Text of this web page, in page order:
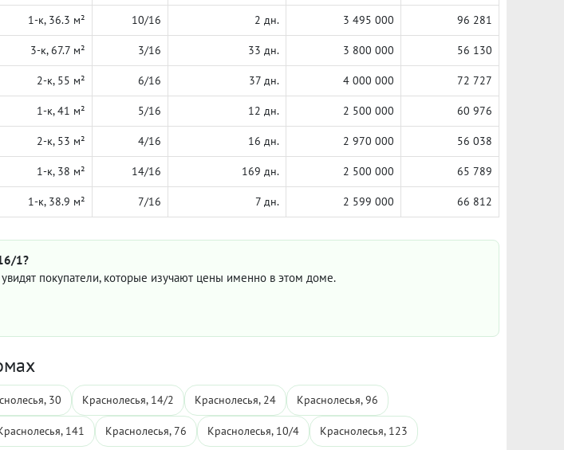
1-к, 36.3 м² 10/16 2 дн. 3 495 000 96 281
3-к, 67.7 м² 3/16 33 дн. 3 800 000 56 130
2-к, 55 м² 6/16 37 дн. 4 000 000 72 727
1-к, 41 м² 5/16 12 дн. 2 500 000 60 976
2-к, 53 м² 4/16 16 дн. 2 970 000 56 038
1-к, 38 м² 14/16 169 дн. 2 500 000 65 789
1-к, 38.9 м² 7/16 7 дн. 2 599 000 66 812
1?
покупатели, которые изучают цены именно в этом доме.
30 Краснолесья, 14/2 Краснолесья, 24 Краснолесья, 96
141 Краснолесья, 76 Краснолесья, 10/4 Краснолесья, 123